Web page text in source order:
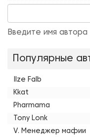
Введите имя
Популярные
Ilze Falb
Kkat
Pharmama
Tony Lonk
V. Менеджер мафии